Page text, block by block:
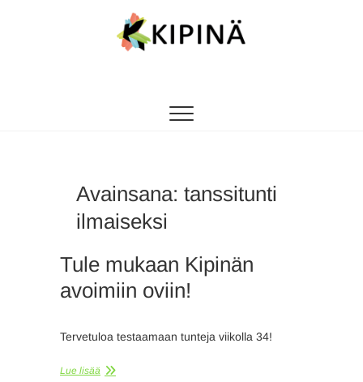
Avainsana: tanssitunti
ilmaiseksi
Tule mukaan Kipinän
avoimiin oviin!
Tervetuloa testaamaan tunteja viikolla 34!
Lue lisää